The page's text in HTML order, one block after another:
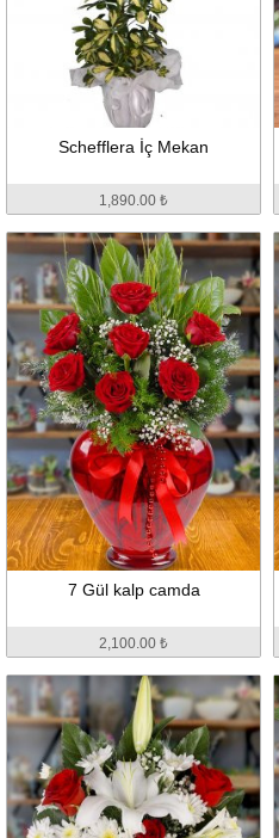
Schefflera İç Mekan
1,890.00 ₺
7 Gül kalp camda
2,100.00 ₺